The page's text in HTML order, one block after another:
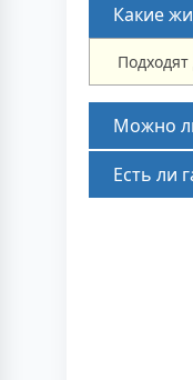
Какие
Можно
Есть ли